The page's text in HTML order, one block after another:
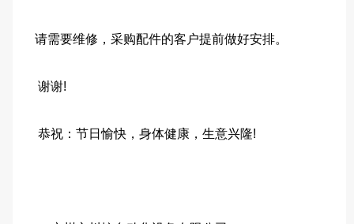
请需要维修，采购配件的客户提前做好安排。
谢谢!
恭祝：节日愉快，身体健康，生意兴隆!